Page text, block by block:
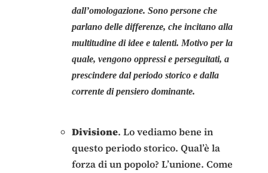
dall’omologazione. Sono persone che
parlano delle differenze, che incitano alla
multitudine di idee e talenti. Motivo per la
quale, vengono oppressi e perseguitati, a
prescindere dal periodo storico e dalla
corrente di pensiero dominante.
Divisione. Lo vediamo bene in
questo periodo storico. Qual’è la
forza di un popolo? L’unione. Come